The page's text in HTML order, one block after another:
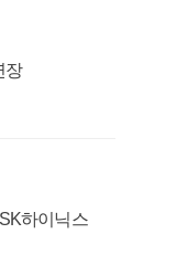
장
하이닉스